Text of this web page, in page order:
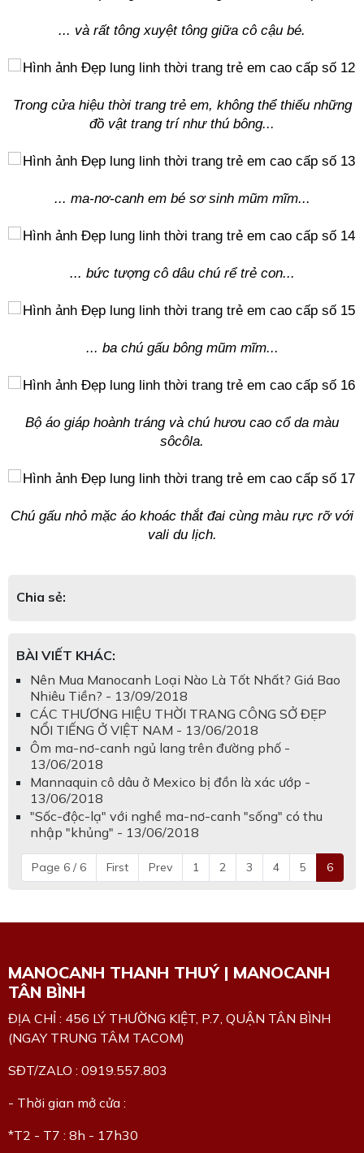
... và rất tông xuyệt tông giữa cô cậu bé.
Trong cửa hiệu thời trang trẻ em, không thể thiếu những
đồ vật trang trí như thú bông...
... ma-nơ-canh em bé sơ sinh mũm mĩm...
... bức tượng cô dâu chú rể trẻ con...
... ba chú gấu bông mũm mĩm...
Bộ áo giáp hoành tráng và chú hươu cao cổ da màu
sôcôla.
Chú gấu nhỏ mặc áo khoác thắt đai cùng màu rực rỡ với
vali du lịch.
Chia sẻ:
BÀI VIẾT KHÁC:
Nên Mua Manocanh Loại Nào Là Tốt Nhất? Giá Bao
Nhiêu Tiền? - 13/09/2018
CÁC THƯƠNG HIỆU THỜI TRANG CÔNG SỞ ĐẸP
NỔI TIẾNG Ở VIỆT NAM - 13/06/2018
Ôm ma-nơ-canh ngủ lang trên đường phố -
13/06/2018
Mannaquin cô dâu ở Mexico bị đồn là xác ướp -
13/06/2018
"Sốc-độc-lạ" với nghề ma-nơ-canh "sống" có thu
nhập "khủng" - 13/06/2018
Page 6 / 6 First Prev 1 2 3 4 5 6
MANOCANH THANH THUÝ | MANOCANH
TÂN BÌNH
ĐỊA CHỈ : 456 LÝ THƯỜNG KIỆT, P.7, QUẬN TÂN BÌNH
(NGAY TRUNG TÂM TACOM)
SĐT/ZALO : 0919.557.803
- Thời gian mở cửa :
*T2 - T7 : 8h - 17h30